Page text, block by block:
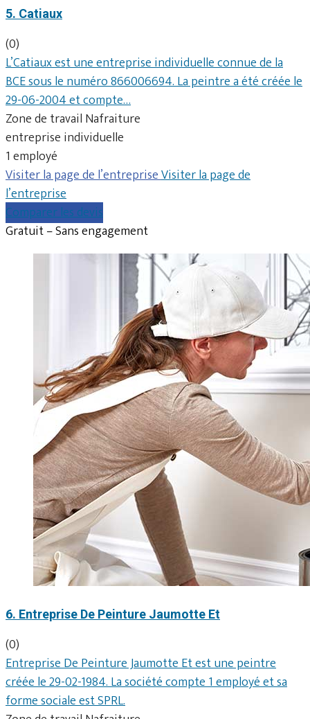
5. Catiaux
(0)
L’Catiaux est une entreprise individuelle connue de la
BCE sous le numéro 866006694. La peintre a été créée le
29-06-2004 et compte…
Zone de travail Nafraiture
entreprise individuelle
1 employé
Visiter la page de l’entrepriseVisiter la page de
l’entreprise
Comparer les devis
Gratuit – Sans engagement
6. Entreprise De Peinture Jaumotte Et
(0)
Entreprise De Peinture Jaumotte Et est une peintre
créée le 29-02-1984. La société compte 1 employé et sa
forme sociale est SPRL.